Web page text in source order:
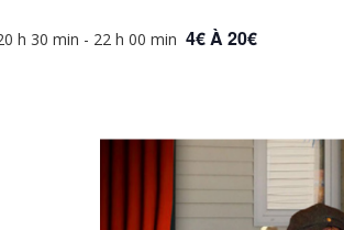
h 30 min - 22 h 00 min 4€ À 20€